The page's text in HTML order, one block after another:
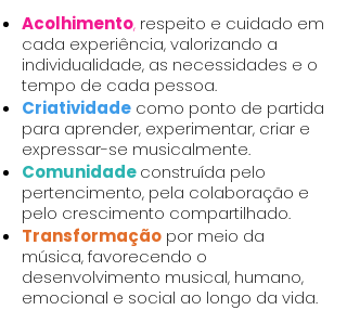
Acolhimento, respeito e cuidado em
cada experiência, valorizando a
individualidade, as necessidades e o
tempo de cada pessoa.
Criatividade como ponto de partida
para aprender, experimentar, criar e
expressar-se musicalmente.
Comunidadeconstruída pelo
pertencimento, pela colaboração e
pelo crescimento compartilhado.
Transformação por meio da
música, favorecendo o
desenvolvimento musical, humano,
emocional e social ao longo da vida.